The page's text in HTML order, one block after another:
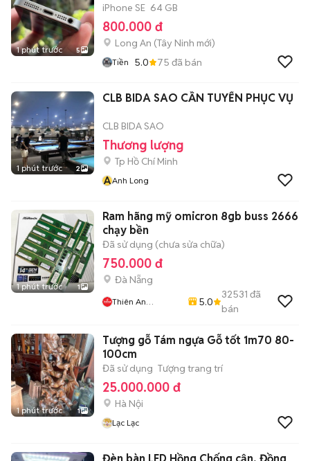
1 phút trước 5
iPhone SE 64 GB
800.000 đ
Long An (Tây Ninh mới)
Tiền 5.0 75 đã bán
1 phút trước 2
CLB BIDA SAO CẦN TUYỂN PHỤC VỤ
CLB BIDA SAO
Thương lượng
Tp Hồ Chí Minh
AAnh Long
1 phút trước 1
Ram hãng mỹ omicron 8gb buss 2666
chạy bền
Đã sử dụng (chưa sửa chữa)
750.000 đ
Đà Nẵng
Thiên An
5.0
32531 đã
bán
1 phút trước 1
Tượng gỗ Tám ngựa Gỗ tốt 1m70 80-
100cm
Đã sử dụng Tượng trang trí
25.000.000 đ
Hà Nội
Lạc Lạc